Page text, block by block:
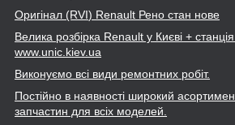
Оригінал (RVI) Renault Рено стан нове
Велика розбірка Renault у Києві +
www.unic .kiev.ua
Виконуємо всі види ремонтних робіт.
Постійно в наявності широкий
запчастин для всіх моделей.